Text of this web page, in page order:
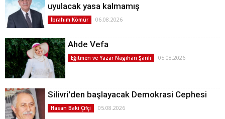
uyulacak yasa kalmamış
İbrahim Kömür 06.08.2026
Ahde Vefa
Eğitmen ve Yazar Nagihan Şanlı 05.08.2026
Silivri'den başlayacak Demokrasi Cephesi
Hasan Baki Çifçi 05.08.2026